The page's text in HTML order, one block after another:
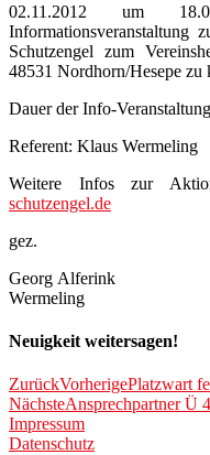
02.11.2012 um
Schutzengel zum
48531 Nordhorn/Hesepe zu
Dauer der Info-
Referent: Klaus Wermeling
Weitere Infos zur
schutzengel.de
Georg
Wermeling
Neuigkeit weitersagen!
ZurückVorherigePlatzwart
NächsteAnsprechpartner Ü
Impressum
Datenschutz